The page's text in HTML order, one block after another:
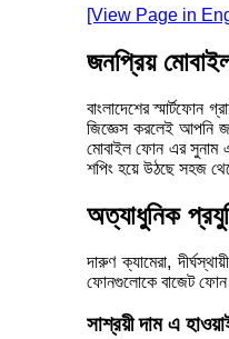
[View Page in
জনপ্রিয় মোবাইল
বাংলাদেশের স্মার্টফোন
জিজ্ঞেস করলেই আপনি
মোবাইল ফোন এর সুনাম
শপিং হয়ে উঠছে সহজ
অত্যাধুনিক
দারুণ ক্যামেরা,
ফোনগুলোকে বাজেট ফোন
সাশ্রয়ী দাম এ